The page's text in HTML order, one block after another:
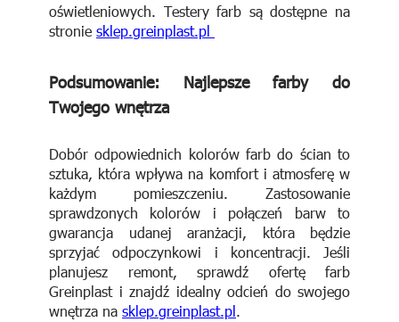
oświetleniowych. Testery farb są dostępne na
stronie sklep.greinplast.pl
Podsumowanie: Najlepsze farby do
Twojego wnętrza
Dobór odpowiednich kolorów farb do ścian to
sztuka, która wpływa na komfort i atmosferę w
każdym pomieszczeniu. Zastosowanie
sprawdzonych kolorów i połączeń barw to
gwarancja udanej aranżacji, która będzie
sprzyjać odpoczynkowi i koncentracji. Jeśli
planujesz remont, sprawdź ofertę farb
Greinplast i znajdź idealny odcień do swojego
wnętrza na sklep.greinplast.pl.